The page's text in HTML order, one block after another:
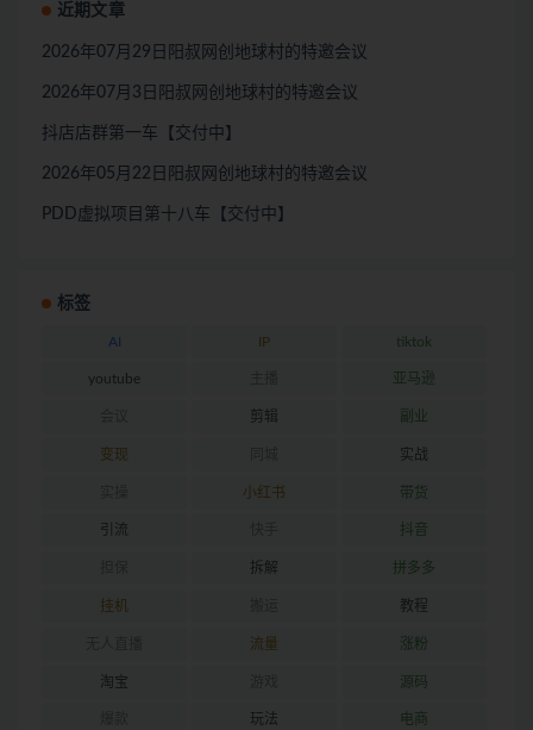
近期文章
2026年07月29日阳叔网创地球村的特邀会议
2026年07月3日阳叔网创地球村的特邀会议
抖店店群第一车【交付中】
2026年05月22日阳叔网创地球村的特邀会议
PDD虚拟项目第十八车【交付中】
标签
AI IP tiktok
youtube 亚马逊
剪辑 副业
变现 实战
小红书 带货
引流 抖音
拆解 拼多多
挂机 教程
流量 涨粉
淘宝 源码
玩法 电商